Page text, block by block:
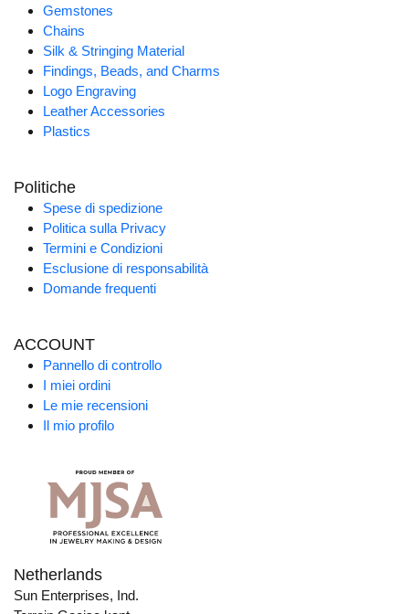
Gemstones
Chains
Silk & Stringing Material
Findings, Beads, and Charms
Logo Engraving
Leather Accessories
Plastics
Politiche
Spese di spedizione
Politica sulla Privacy
Termini e Condizioni
Esclusione di responsabilità
Domande frequenti
ACCOUNT
Pannello di controllo
I miei ordini
Le mie recensioni
Il mio profilo
Netherlands
Sun Enterprises, Ind.